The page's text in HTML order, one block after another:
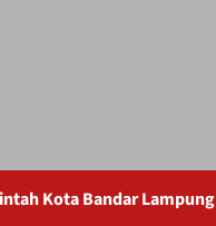
Kota Bandar Lampung